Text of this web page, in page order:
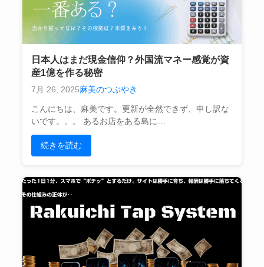
日本人はまだ現金信仰？外国流マネー感覚が資
産1億を作る秘密
7月 26, 2025麻美のつぶやき
こんにちは、麻美です。更新が全然できず、申し訳な
いです。。。 あるお店をある島に…
続きを読む